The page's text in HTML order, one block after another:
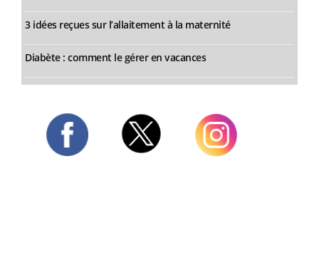
3 idées reçues sur l’allaitement à la maternité
Diabète : comment le gérer en vacances